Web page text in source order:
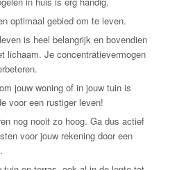
optimaal gebied om te leven.
is heel belangrijk en bovendien
lichaam. Je concentratievermogen
jouw woning of in jouw tuin is
voor een rustiger leven!
nog nooit zo hoog. Ga dus actief
voor jouw rekening door een